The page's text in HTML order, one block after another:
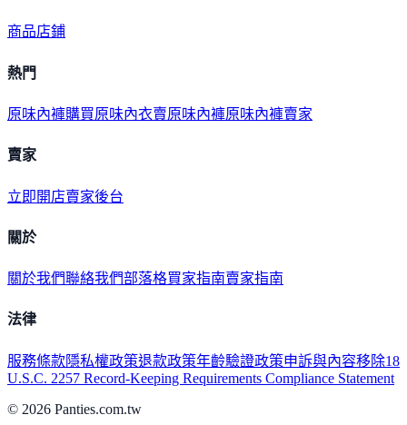
商品店鋪
熱門
原味內褲購買原味內衣賣原味內褲原味內褲賣家
賣家
立即開店賣家後台
關於
關於我們聯絡我們部落格買家指南賣家指南
法律
服務條款隱私權政策退款政策年齡驗證政策申訴與內容移除18
U.S.C. 2257 Record-Keeping Requirements Compliance Statement
© 2026 Panties.com.tw